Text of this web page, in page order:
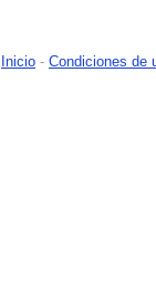
Inicio - Condiciones de